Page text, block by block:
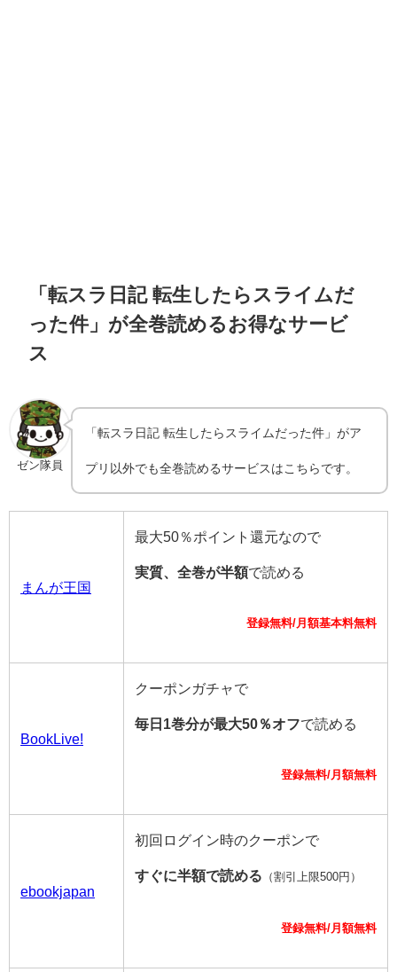
「転スラ日記 転生したらスライムだ
った件」が全巻読めるお得なサービ
ス
ゼン隊員
「転スラ日記 転生したらスライムだった件」がア
プリ以外でも全巻読めるサービスはこちらです。
まんが王国
最大50％ポイント還元なので
実質、全巻が半額で読める
登録無料/月額基本料無料
BookLive!
クーポンガチャで
毎日1巻分が最大50％オフで読める
登録無料/月額無料
ebookjapan
初回ログイン時のクーポンで
すぐに半額で読める （割引上限500円）
登録無料/月額無料